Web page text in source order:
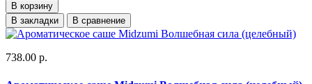
В корзину
В закладки
В сравнение
738.00 р.